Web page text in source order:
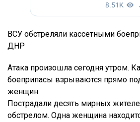
ВСУ обстреляли кассетными
ДНР
Атака произошла сегодня утром.
боеприпасы взрываются прямо
женщин.
Пострадали десять мирных
обстрелом. Одна женщина